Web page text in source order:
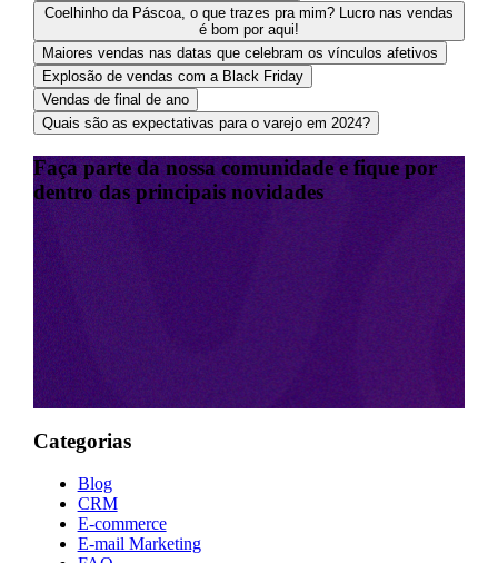
Coelhinho da Páscoa, o que trazes pra mim? Lucro nas vendas
é bom por aqui!
Maiores vendas nas datas que celebram os vínculos afetivos
Explosão de vendas com a Black Friday
Vendas de final de ano
Quais são as expectativas para o varejo em 2024?
Faça parte da nossa comunidade e fique por
dentro das principais novidades
Categorias
Blog
CRM
E-commerce
E-mail Marketing